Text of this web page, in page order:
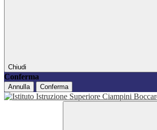
Chiudi
Conferma
Annulla Conferma